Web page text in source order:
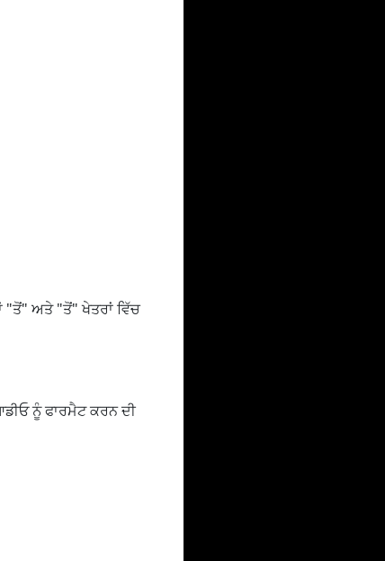
"ਤੋਂ" ਅਤੇ "ਤੋਂ" ਖੇਤਰਾਂ ਵਿੱਚ
ਨੂੰ ਫਾਰਮੈਟ ਕਰਨ ਦੀ